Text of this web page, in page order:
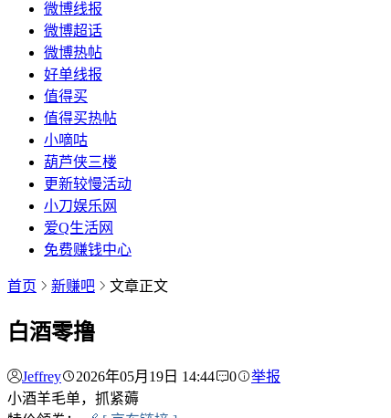
微博线报
微博超话
微博热帖
好单线报
值得买
值得买热帖
小嘀咕
葫芦侠三楼
更新较慢活动
小刀娱乐网
爱Q生活网
免费赚钱中心
首页 新赚吧 文章正文
白酒零撸
Jeffrey 2026年05月19日 14:44 0
举报
小酒羊毛单，抓紧薅